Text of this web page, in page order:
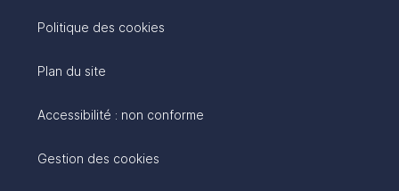
Politique des cookies
Plan du site
Accessibilité : non conforme
Gestion des cookies